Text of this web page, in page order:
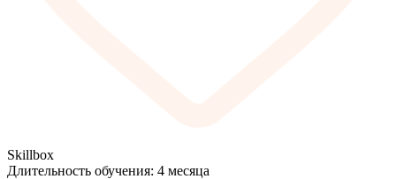
Skillbox
Длительность обучения: 4 месяца